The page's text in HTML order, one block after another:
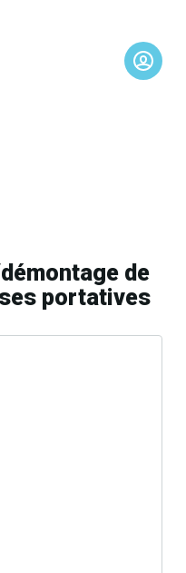
de
portatives